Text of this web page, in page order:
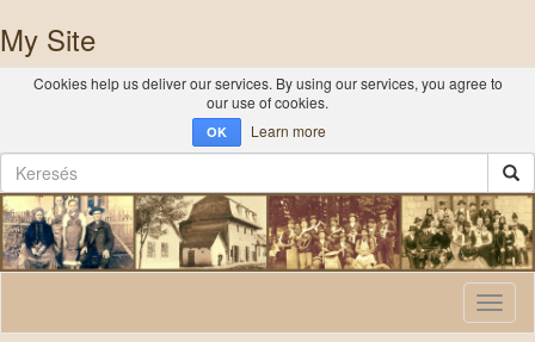
My Site
Cookies help us deliver our services. By using our services, you agree to
our use of cookies.
OK Learn more